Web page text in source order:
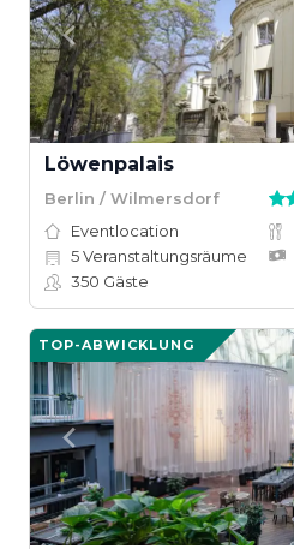
Löwenpalais
Berlin / Wilmersdorf
Eventlocation
5Veranstaltungsräume
350 Gäste
TOP-ABWICKLUNG